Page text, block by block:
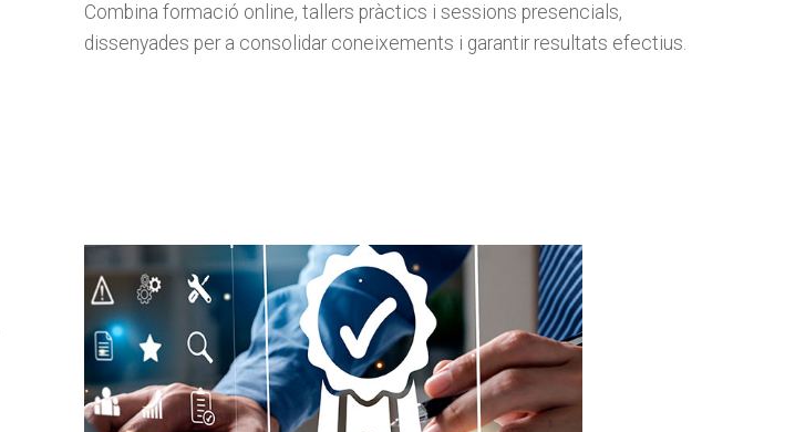
Combina formació online, tallers pràctics i sessions presencials,
dissenyades per a consolidar coneixements i garantir resultats efectius.